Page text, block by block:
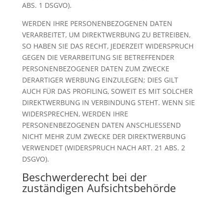
ABS. 1 DSGVO).
WERDEN IHRE PERSONENBEZOGENEN DATEN
VERARBEITET, UM DIREKTWERBUNG ZU BETREIBEN,
SO HABEN SIE DAS RECHT, JEDERZEIT WIDERSPRUCH
GEGEN DIE VERARBEITUNG SIE BETREFFENDER
PERSONENBEZOGENER DATEN ZUM ZWECKE
DERARTIGER WERBUNG EINZULEGEN; DIES GILT
AUCH FÜR DAS PROFILING, SOWEIT ES MIT SOLCHER
DIREKTWERBUNG IN VERBINDUNG STEHT. WENN SIE
WIDERSPRECHEN, WERDEN IHRE
PERSONENBEZOGENEN DATEN ANSCHLIESSEND
NICHT MEHR ZUM ZWECKE DER DIREKTWERBUNG
VERWENDET (WIDERSPRUCH NACH ART. 21 ABS. 2
DSGVO).
Beschwerde­recht bei der
zuständigen Aufsichts­behörde